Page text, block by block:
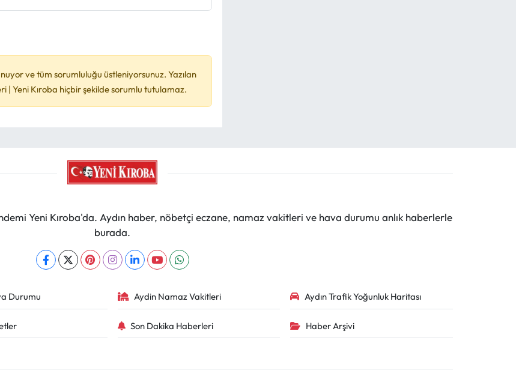
ve tüm sorumluluğu üstleniyorsunuz. Yazılan
| Yeni Kıroba hiçbir şekilde sorumlu tutulamaz.
Yeni Kıroba'da. Aydın haber, nöbetçi eczane, namaz vakitleri ve hava durumu anlık haberlerle
burada.
Durumu Aydin Namaz Vakitleri Aydın Trafik Yoğunluk Haritası
Son Dakika Haberleri Haber Arşivi